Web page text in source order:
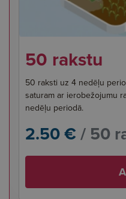
50 rakstu
50 raksti uz 4 nedēļu
saturam ar ierobežojumu
nedēļu periodā.
2.50 €/ 50